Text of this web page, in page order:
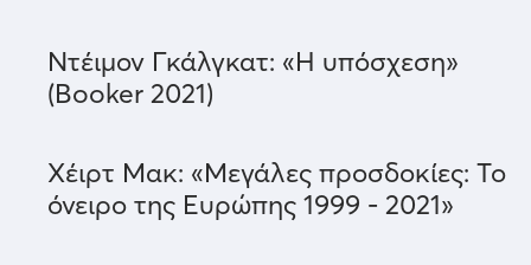
Ντέιμον Γκάλγκατ: «Η υπόσχεση»
(Booker 2021)
Χέιρτ Μακ: «Μεγάλες προσδοκίες: Το
όνειρο της Ευρώπης 1999 - 2021»